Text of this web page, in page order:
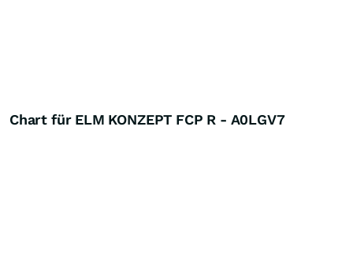
Chart für ELM KONZEPT FCP R - A0LGV7